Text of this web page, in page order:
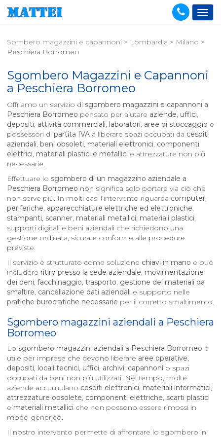
Sombero magazzini e capannoni > Lombardia > Milano >
Peschiera Borromeo
Sgombero Magazzini e Capannoni
a Peschiera Borromeo
Offriamo un servizio di sgombero magazzini e capannoni a
Peschiera Borromeo pensato per aiutare aziende, uffici,
depositi, attività commerciali, laboratori, aree di stoccaggio e
possessori di partita IVA a liberare spazi occupati da cespiti
aziendali, beni obsoleti, materiali elettronici, componenti
elettrici, materiali plastici e metallici e attrezzature non più
necessarie.
Effettuare lo sgombero di un magazzino aziendale a
Peschiera Borromeo non significa solo portare via ciò che
non serve più. In molti casi l’intervento riguarda computer,
periferiche, apparecchiature elettriche ed elettroniche,
stampanti, scanner, materiali metallici, materiali plastici,
supporti digitali e beni aziendali che richiedono una
gestione ordinata, sicura e conforme alle procedure
previste.
Il servizio è strutturato come soluzione chiavi in mano e può
includere ritiro presso la sede aziendale, movimentazione
dei beni, facchinaggio, trasporto, gestione dei materiali da
smaltire, cancellazione dati aziendali e supporto nelle
pratiche burocratiche necessarie per il corretto smaltimento.
Sgombero magazzini aziendali a Peschiera
Borromeo
Lo sgombero magazzini aziendali a Peschiera Borromeo è
utile per imprese che devono liberare aree operative,
depositi, locali tecnici, uffici, archivi, capannoni o spazi
occupati da beni non più utilizzati. Nel tempo, molte
aziende accumulano cespiti elettronici, materiali informatici,
attrezzature obsolete, componenti elettriche, scarti plastici
e materiali metallici che non possono essere rimossi in
modo generico.
Il nostro intervento permette di affrontare lo sgombero in